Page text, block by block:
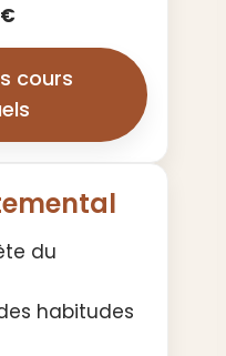
cours
du
habitudes